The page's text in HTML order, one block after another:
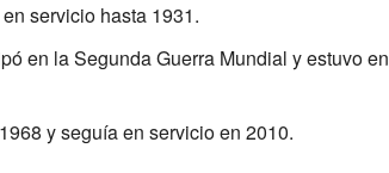
servicio hasta 1931.
en la Segunda Guerra Mundial y estuvo en
y seguía en servicio en 2010.